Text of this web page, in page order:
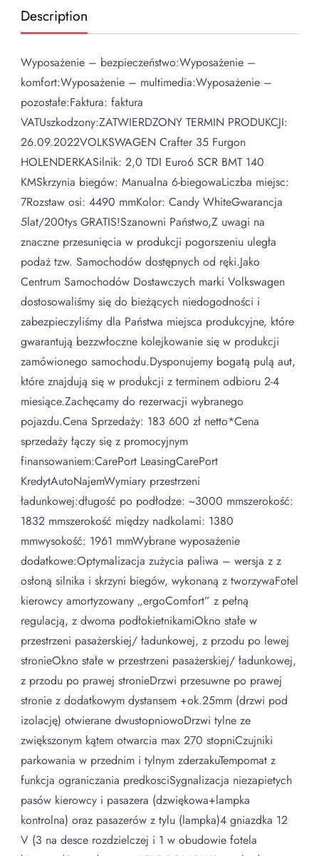
Description
Wyposażenie – bezpieczeństwo:Wyposażenie –
komfort:Wyposażenie – multimedia:Wyposażenie –
pozostałe:Faktura: faktura
VATUszkodzony:ZATWIERDZONY TERMIN PRODUKCJI:
26.09.2022VOLKSWAGEN Crafter 35 Furgon
HOLENDERKASilnik: 2,0 TDI Euro6 SCR BMT 140
KMSkrzynia biegów: Manualna 6-biegowaLiczba miejsc:
7Rozstaw osi: 4490 mmKolor: Candy WhiteGwarancja
5lat/200tys GRATIS!Szanowni Państwo,Z uwagi na
znaczne przesunięcia w produkcji pogorszeniu uległa
podaż tzw. Samochodów dostępnych od ręki.Jako
Centrum Samochodów Dostawczych marki Volkswagen
dostosowaliśmy się do bieżących niedogodności i
zabezpieczyliśmy dla Państwa miejsca produkcyjne, które
gwarantują bezzwłoczne kolejkowanie się w produkcji
zamówionego samochodu.Dysponujemy bogatą pulą aut,
które znajdują się w produkcji z terminem odbioru 2-4
miesiące.Zachęcamy do rezerwacji wybranego
pojazdu.Cena Sprzedaży: 183 600 zł netto*Cena
sprzedaży łączy się z promocyjnym
finansowaniem:CarePort LeasingCarePort
KredytAutoNajemWymiary przestrzeni
ładunkowej:długość po podłodze: ~3000 mmszerokość:
1832 mmszerokość między nadkolami: 1380
mmwysokość: 1961 mmWybrane wyposażenie
dodatkowe:Optymalizacja zużycia paliwa – wersja z z
osłoną silnika i skrzyni biegów, wykonaną z tworzywaFotel
kierowcy amortyzowany „ergoComfort” z pełną
regulacją, z dwoma podłokietnikamiOkno stałe w
przestrzeni pasażerskiej/ ładunkowej, z przodu po lewej
stronieOkno stałe w przestrzeni pasażerskiej/ ładunkowej,
z przodu po prawej stronieDrzwi przesuwne po prawej
stronie z dodatkowym dystansem +ok.25mm (drzwi pod
izolację) otwierane dwustopniowoDrzwi tylne ze
zwiększonym kątem otwarcia max 270 stopniCzujniki
parkowania w przednim i tylnym zderzakuTempomat z
funkcja ograniczania predkosciSygnalizacja niezapietych
pasów kierowcy i pasazera (dzwiękowa+lampka
kontrolna) oraz pasazerów z tylu (lampka)4 gniazdka 12
V (3 na desce rozdzielczej i 1 w obudowie fotela